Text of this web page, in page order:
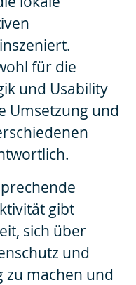
für die
und Usability
Umsetzung und
gibt
sich über
und
zu machen und